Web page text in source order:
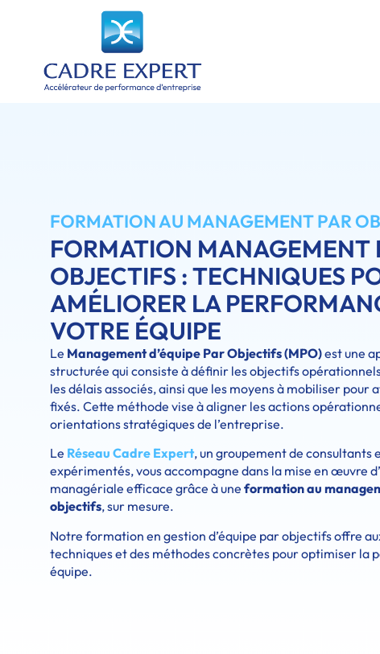
FORMATION AU MANAGEMENT PAR
FORMATION MANAGEMENT
OBJECTIFS : TECHNIQUES
AMÉLIORER LA
VOTRE ÉQUIPE
Le Management d’équipe Par Objectifs (MPO)est une
structurée qui consiste à définir les objectifs
les délais associés, ainsi que les moyens à mobiliser pour
fixés. Cette méthode vise à aligner les actions
orientations stratégiques de l’entreprise.
Le Réseau Cadre Expert, un groupement de consultants
expérimentés, vous accompagne dans la mise en œuvre
managériale efficace grâce à une formation au
objectifs, sur mesure.
Notre formation en gestion d’équipe par objectifs offre
techniques et des méthodes concrètes pour optimiser la
équipe.